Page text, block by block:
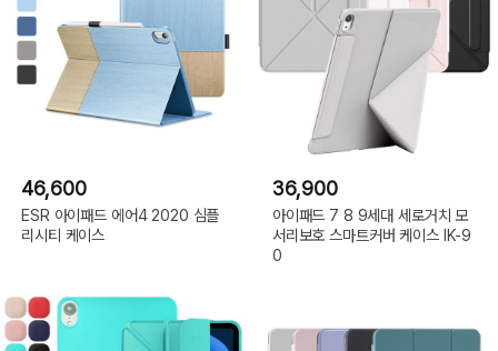
46,600
ESR 아이패드 에어4 2020 심플
리시티 케이스
36,900
아이패드 7 8 9세대 세로거치 모
서리보호 스마트커버 케이스 IK-9
0